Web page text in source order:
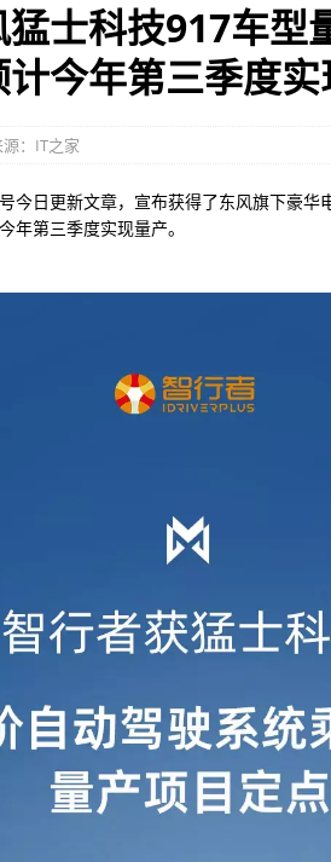
信息:
今日热讯:
征求-当前看点!
士科技917车型
今年第三季度
：IT之家
日更新文章，宣布获得了东风旗下豪华
年第三季度实现量产。